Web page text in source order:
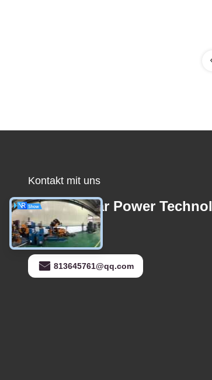
Kontakt mit uns
Foshan Star Power
E-Mail
813645761@qq.com